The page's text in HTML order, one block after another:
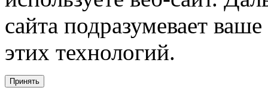
сайта подразумевает
этих технологий.
Принять